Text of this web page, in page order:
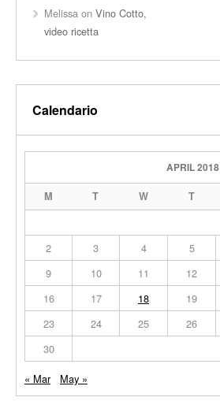
Melissa on Vino Cotto,
video ricetta
Calendario
APRIL 2018
M T W T
2
3 4 5
9
10 11 12
16
17 18 19
23
24 25 26
30
« Mar
May »